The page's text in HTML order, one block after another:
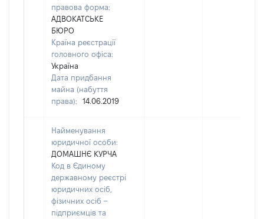
правова форма:
АДВОКАТСЬКЕ
БЮРО
Країна реєстрації
головного офіса:
Україна
Дата придбання
майна (набуття
права):
14.06.2019
Найменування
юридичної особи:
ДОМАШНЄ КУРЧА
Код в Єдиному
державному реєстрі
юридичних осіб,
фізичних осіб –
підприємців та